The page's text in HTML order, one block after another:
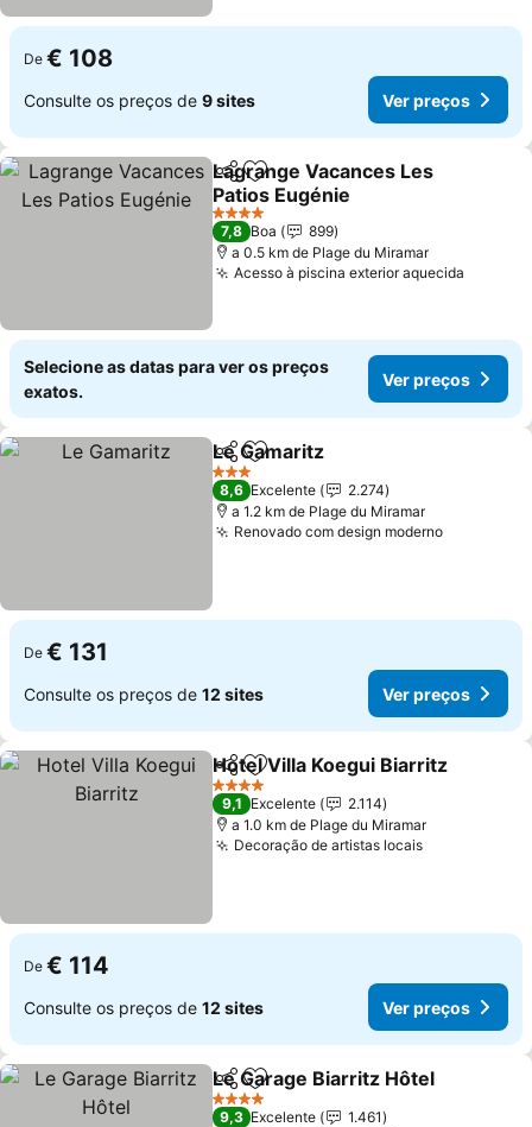
De € 108
Consulte os preços de 9 sites Ver preços
PartilharAdicionar aos favoritos
Lagrange Vacances Les
Patios Eugénie
4 Estrelas
7,8 Boa
899
a 0.5 km de Plage du Miramar
Acesso à piscina exterior aquecida
Selecione as datas para ver os preços
exatos.
Ver preços
PartilharAdicionar aos favoritos
Le Gamaritz
3 Estrelas
8,6 Excelente
2.274
a 1.2 km de Plage du Miramar
Renovado com design moderno
De € 131
Consulte os preços de 12 sites Ver preços
PartilharAdicionar aos favoritos
Hotel Villa Koegui Biarritz
4 Estrelas
9,1 Excelente
2.114
a 1.0 km de Plage du Miramar
Decoração de artistas locais
De € 114
Consulte os preços de 12 sites Ver preços
PartilharAdicionar aos favoritos
Le Garage Biarritz Hôtel
4 Estrelas
9,3 Excelente
1.461